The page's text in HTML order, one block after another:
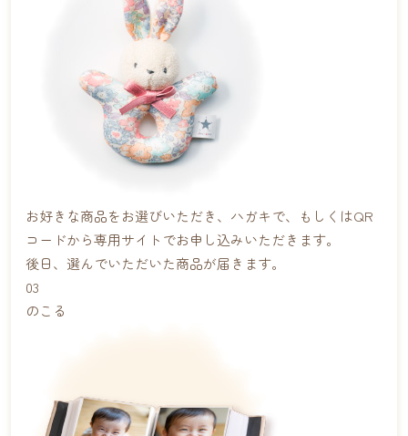
お好きな商品をお選びいただき、ハガキで、もしくはQR
コードから専用サイトでお申し込みいただきます。
後日、選んでいただいた商品が届きます。
03
のこる